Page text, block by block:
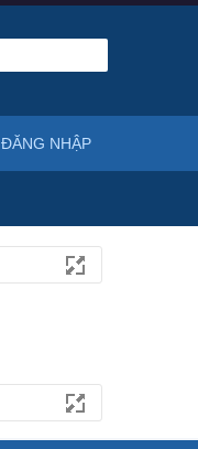
ĐĂNG NHẬP